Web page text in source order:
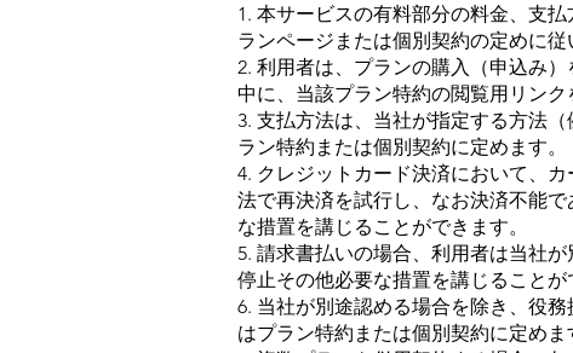
1. 本サービスの有料部分の料金、支
ランページまたは個別契約の定めに従
2. 利用者は、プランの購入（申込み
中に、当該プラン特約の閲覧用リンク
3. 支払方法は、当社が指定する方法
ラン特約または個別契約に定めます。
4. クレジットカード決済において、
法で再決済を試行し、なお決済不能
な措置を講じることができます。
5. 請求書払いの場合、利用者は当社
停止その他必要な措置を講じることが
6. 当社が別途認める場合を除き、役
はプラン特約または個別契約に定めま